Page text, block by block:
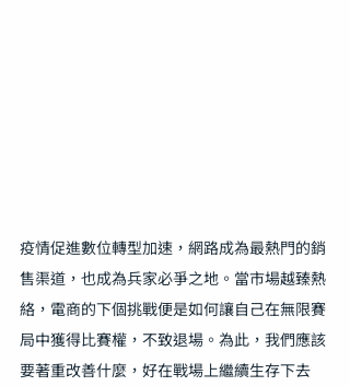
疫情促進數位轉型加速，網路成為最熱門的銷
售渠道，也成為兵家必爭之地。當市場越臻熱
絡，電商的下個挑戰便是如何讓自己在無限賽
局中獲得比賽權，不致退場。為此，我們應該
要著重改善什麼，好在戰場上繼續生存下去